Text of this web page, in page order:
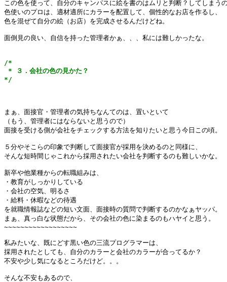
この色を使って、自分のキャンパスに絵を書のはムリと判断？してしまう
色使いのプロは、適材適所にカラーを配置して、個性的なお店を作るし、
色を混ぜて自分の絵（お店）を完成させるんだけどね。
面倒見の良い、自信を持った管理者かぁ、、、私には難しかったな。
/*
* ３．会社の色の見かた？
*/
まぁ、面接官・管理者の気持ちなんてのは、置いといて
（もう、管理者にはならないと思うので）
面接を受ける側が会社をチェックする方法を知りたいと思う今日この頃。
５分やそこらの印象で判断して面接官が採用を決めるのと同様に、
そんな短時間じゃこれから採用されたい会社を判断するのも難しいかな。
新卒や他業種からの転職組みは、
・教育がしっかりしている
・会社の空気、明るさ
・給料・休暇などの待遇
を就職情報誌などの短い文面、面接時の質問で判断するのかなぁヤッパ。
まぁ、真っ白な状態だから、その会社の色に染まるのもハヤイと思う。
~~~~~~~~~~~~~~~~~~
私みたいな、既にどす黒い色の三流プログラマーは、
採用されたとしても、自分のカラーと会社のカラーが合ってるか？
不安や少し気になるところだけど。。。
そんな不安もあるので、